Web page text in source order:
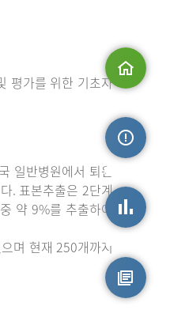
맵
평가를 위한 기초자
일반병원에서 퇴원
. 표본추출은 2단계
약 9%를 추출하여
며 현재 250개까지
손상정보
손상통계